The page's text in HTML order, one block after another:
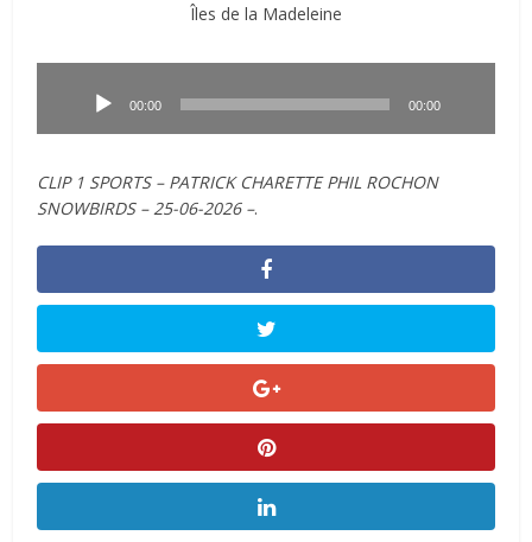
Îles de la Madeleine
00:00 00:00
CLIP 1 SPORTS – PATRICK CHARETTE PHIL ROCHON
SNOWBIRDS – 25-06-2026 –.